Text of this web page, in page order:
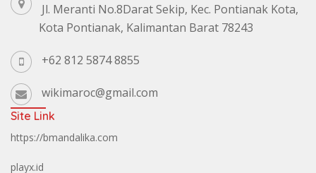
Jl. Meranti No.8Darat Sekip, Kec. Pontianak Kota,
Kota Pontianak, Kalimantan Barat 78243
+62 812 5874 8855
wikimaroc@gmail.com
Site Link
https://bmandalika.com
playx.id